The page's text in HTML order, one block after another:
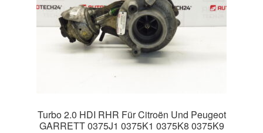
Turbo 2.0 HDI RHR Für Citroën Und Peugeot
GARRETT 0375J1 0375K1 0375K8 0375K9